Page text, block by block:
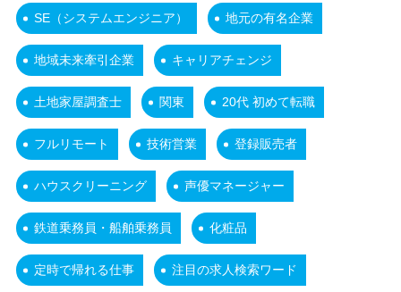
SE（システムエンジニア） 地元の有名企業
地域未来牽引企業 キャリアチェンジ
土地家屋調査士 関東 20代 初めて転職
フルリモート 技術営業 登録販売者
ハウスクリーニング 声優マネージャー
鉄道乗務員・船舶乗務員 化粧品
定時で帰れる仕事 注目の求人検索ワード